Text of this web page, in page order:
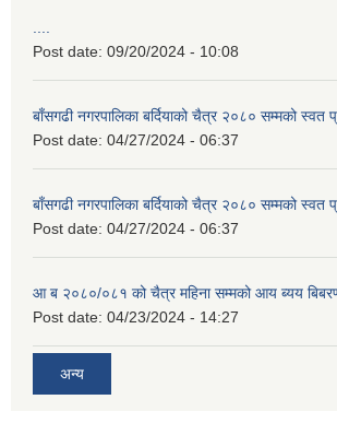
Post date: 09/20/2024 - 10:08
बाँसगढी नगरपालिका बर्दियाको चैत्र २०८० सम्मको स्वत
Post date: 04/27/2024 - 06:37
बाँसगढी नगरपालिका बर्दियाको चैत्र २०८० सम्मको स्वत
Post date: 04/27/2024 - 06:37
आ ब २०८०/०८१ को चैत्र महिना सम्मको आय ब्यय
Post date: 04/23/2024 - 14:27
अन्य